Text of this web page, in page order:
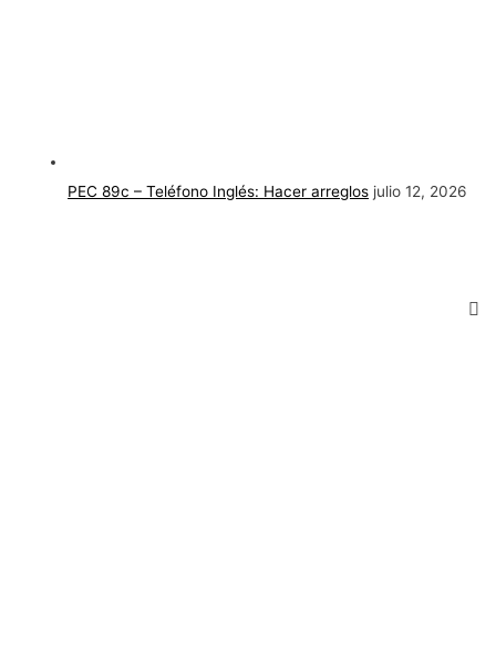
PEC 89c – Teléfono Inglés: Hacer arreglos julio 12, 2026